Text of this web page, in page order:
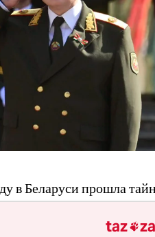
в Беларуси прошла
Власти, в
taz 